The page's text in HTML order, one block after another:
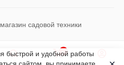
садовой техники
быстрой и удобной работы